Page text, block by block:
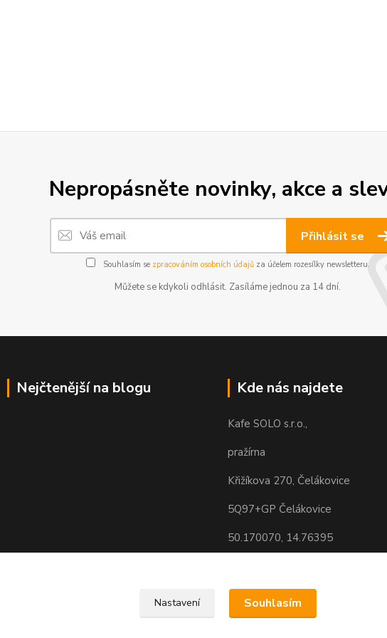
Nepropásněte novinky, akce a
Přihlásit se
Souhlasím se zpracováním osobních údajůza účelem rozesílky newsletteru.
Můžete se kdykoli odhlásit. Zasíláme jednou za 14 dní.
Nejčtenější na blogu Kde nás najdete
Kafe SOLO s.r.o.,
pražírna
Křižíkova 270, Čelákovice
5Q97+GP Čelákovice
50.170070, 14.76395
Nastavení Souhlasím